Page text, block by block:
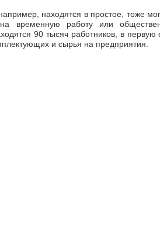
находятся в простое, тоже
на временную работу или
90 тысяч работников, в первую
и сырья на предприятия.